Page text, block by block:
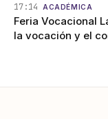
17:14 ACADÉMICA
Feria Vocacional
la vocación y el